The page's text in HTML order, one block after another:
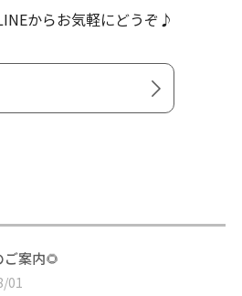
からお気軽にどうぞ♪
案内🌻
01